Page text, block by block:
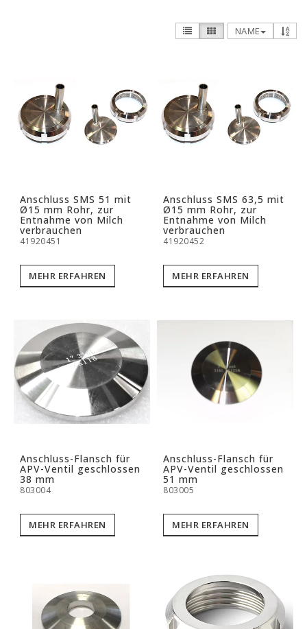
NAME
Anschluss SMS 51 mit
Ø15 mm Rohr, zur
Entnahme von Milch
verbrauchen
41920451
MEHR ERFAHREN
Anschluss SMS 63,5 mit
Ø15 mm Rohr, zur
Entnahme von Milch
verbrauchen
41920452
MEHR ERFAHREN
Anschluss-Flansch für
APV-Ventil geschlossen
38 mm
803004
MEHR ERFAHREN
Anschluss-Flansch für
APV-Ventil geschlossen
51 mm
803005
MEHR ERFAHREN